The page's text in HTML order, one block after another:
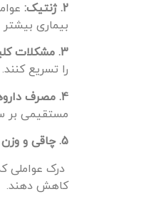
2. ژنتیک:
بیماری
3. مشکلات کلیوی:
را تسریع کنند.
4. مصرف داروها:
مستقیمی بر
5. چاقی و وزن بالا:
درک عواملی
کاهش دهند.